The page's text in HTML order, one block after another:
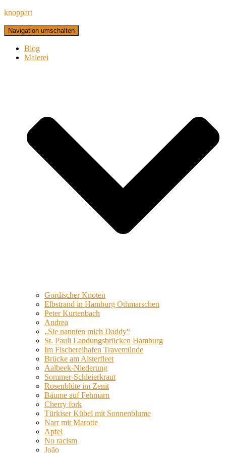
knoppart
Navigation umschalten
Blog
Malerei
Gordischer Knoten
Elbstrand in Hamburg Othmarschen
Peter Kurtenbach
Andrea
„Sie nannten mich Daddy“
St. Pauli Landungsbrücken Hamburg
Im Fischereihafen Travemünde
Brücke am Alsterfleet
Aalbeek-Niederung
Sommer-Schleierkraut
Rosenblüte im Zenit
Bäume auf Fehmarn
Cherry fork
Türkiser Kübel mit Sonnenblume
Narr mit Marotte
Apfel
No racism
João